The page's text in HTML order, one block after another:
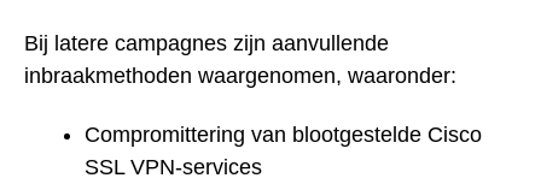
Bij latere campagnes zijn aanvullende
inbraakmethoden waargenomen, waaronder:
Compromittering van blootgestelde Cisco
SSL VPN-services